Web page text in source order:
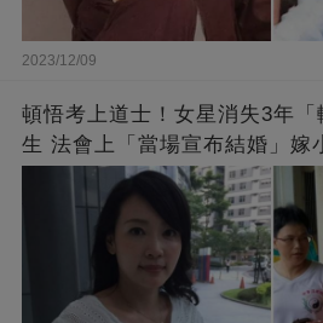
2023/12/09
頓悟考上道士！女星消失3年
生 法會上「當場宣布結婚」嫁